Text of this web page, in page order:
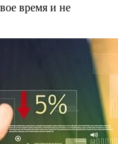
время и не